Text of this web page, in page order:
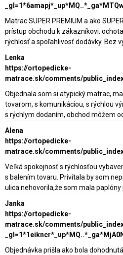
Matrac SUPER PREMIUM a ako
prístup obchodu k zákazníkovi:
rýchlosť a spoľahlivosť dodávky. Bez
Lenka
https://ortopedicke-
matrace.sk/comments/
Objednala som si atypický matrac,
tovarom, s komunikáciou, s rýchlou
s rýchlym dodaním, obchod môžem
Alena
https://ortopedicke-
matrace.sk/comments/
Veľká spokojnosť s rýchlosťou
s balením tovaru. Privítala by som
ulica nehovorila,že som mala paplóny
Janka
https://ortopedicke-
matrace.sk/comments/
Objednávka prišla ako bola